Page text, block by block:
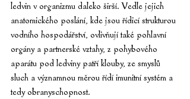
ledvin v organizmu daleko širší. Vedle jejich
anatomického poslání, kde jsou řídicí strukturou
vodního hospodářství, ovlivňují také pohlavní
orgány a partnerské vztahy, z pohybového
aparátu pod ledviny patří klouby, ze smyslů
sluch a významnou měrou řídí imunitní systém a
tedy obranyschopnost.